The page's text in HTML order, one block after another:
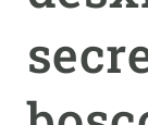
NOTÍCIES I